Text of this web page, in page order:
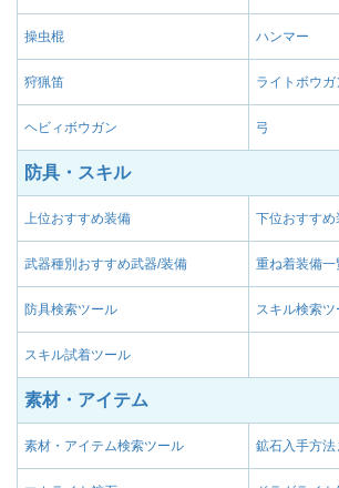
操虫棍 ハンマー
狩猟笛 ライトボウガ
ヘビィボウガン 弓
防具・スキル
上位おすすめ装備 下位おすすめ
武器種別おすすめ武器/装備 重ね着装備一
防具検索ツール スキル検索ツ
スキル試着ツール
素材・アイテム
素材・アイテム検索ツール 鉱石入手方法